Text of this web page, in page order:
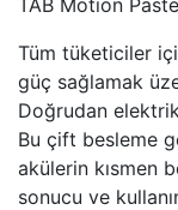
Tüm tüketiciler
güç sağlamak
Doğrudan
Bu çift besleme
akülerin kısmen
sonucu ve